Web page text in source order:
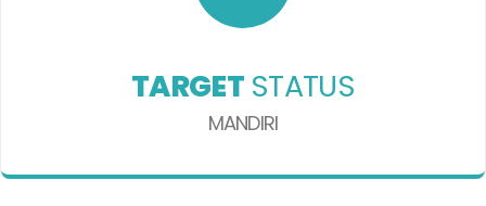
TARGETSTATUS
MANDIRI